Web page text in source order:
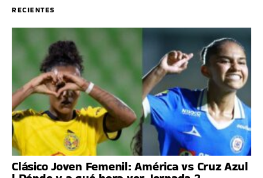
RECIENTES
Clásico Joven Femenil: América vs Cruz Azul